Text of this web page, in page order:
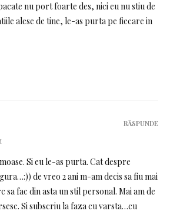
nu port foarte des, nici eu nu stiu de
alese de tine, le-as purta pe fiecare in
Si eu le-as purta. Cat despre
de vreo 2 ani m-am decis sa fiu mai
sa fac din asta un stil personal. Mai am de
Si subscriu la faza cu varsta…cu
RĂSPUNDE